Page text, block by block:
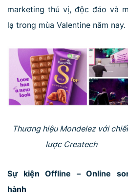
marketing thú vị, độc đáo và
lạ trong mùa Valentine năm nay.
Thương hiệu Mondelez với
lược Createch
Sự kiện Offline – Online
hành